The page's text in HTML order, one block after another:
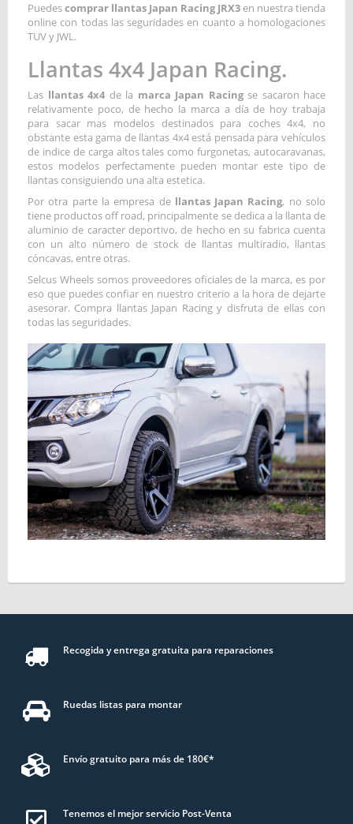
Puedescomprar llantas Japan Racing JRX3 en nuestra tienda
online con todas las seguridades en cuanto a homologaciones
TUV y JWL.
Llantas 4x4 Japan Racing.
Las llantas 4x4 de la marca Japan Racingse sacaron hace
relativamente poco, de hecho la marca a día de hoy trabaja
para sacar mas modelos destinados para coches 4x4, no
obstante esta gama de llantas 4x4 está pensada para vehículos
de indice de carga altos tales como furgonetas, autocaravanas,
estos modelos perfectamente pueden montar este tipo de
llantas consiguiendo una alta estetica.
Por otra parte la empresa de llantas Japan Racing, no solo
tiene productos off road, principalmente se dedica a la llanta de
aluminio de caracter deportivo, de hecho en su fabrica cuenta
con un alto número de stock de llantas multiradio, llantas
cóncavas, entre otras.
Selcus Wheels somos proveedores oficiales de la marca, es por
eso que puedes confiar en nuestro criterio a la hora de dejarte
asesorar. Compra llantas Japan Racing y disfruta de ellas con
todas las seguridades.
Recogida y entrega gratuita para reparaciones
Ruedas listas para montar
Envío gratuito para más de 180€*
Tenemos el mejor servicio Post-Venta